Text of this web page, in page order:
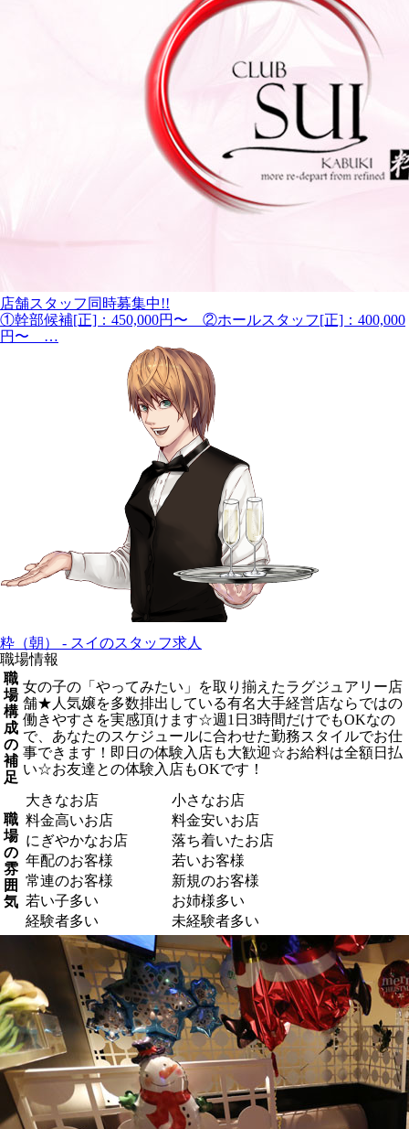
店舗スタッフ同時募集中!!
①幹部候補[正]：450,000円〜 ②ホールスタッフ[正]：400,000
円〜 …
粋（朝） - スイのスタッフ求人
職場情報
職
場
構
成
の
補
足
女の子の「やってみたい」を取り揃えたラグジュアリー店
舗★人気嬢を多数排出している有名大手経営店ならではの
働きやすさを実感頂けます☆週1日3時間だけでもOKなの
で、あなたのスケジュールに合わせた勤務スタイルでお仕
事できます！即日の体験入店も大歓迎☆お給料は全額日払
い☆お友達との体験入店もOKです！
職
場
の
雰
囲
気
大きなお店
小さなお店
料金高いお店
料金安いお店
にぎやかなお店
落ち着いたお店
年配のお客様
若いお客様
常連のお客様
新規のお客様
若い子多い
お姉様多い
経験者多い
未経験者多い